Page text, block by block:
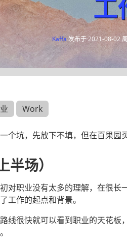
工
Kaffa发布于2021-08-02
Work
个坑，先放下不填，但在百果园
场）
对职业没有太多的理解，在很
工作的起点和背景。
线很快就可以看到职业的天花板